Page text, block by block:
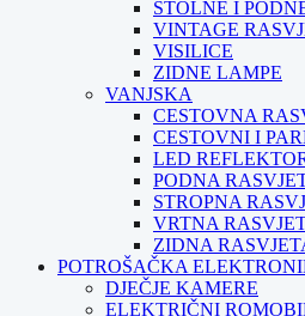
STOLNE I
VINTAGE
VISILICE
ZIDNE LAMPE
VANJSKA
CESTOVNA
CESTOVNI I
LED
PODNA
STROPNA
VRTNA
ZIDNA
POTROŠAČKA
DJEČJE KAMERE
ELEKTRIČNI